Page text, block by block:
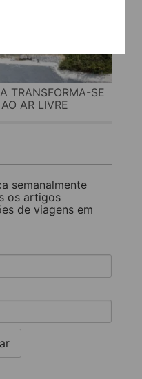
TRANSFORMA-SE
AR LIVRE
semanalmente
os artigos
de viagens em